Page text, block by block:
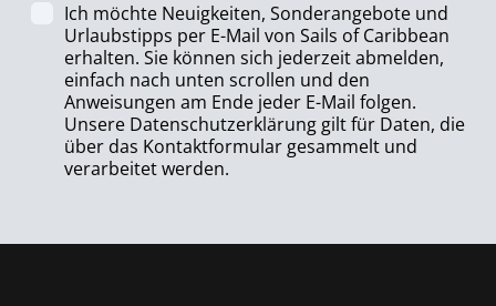
Ich möchte Neuigkeiten, Sonderangebote und
Urlaubstipps per E-Mail von Sails of Caribbean
erhalten. Sie können sich jederzeit abmelden,
einfach nach unten scrollen und den
Anweisungen am Ende jeder E-Mail folgen.
Unsere Datenschutzerklärung gilt für Daten, die
über das Kontaktformular gesammelt und
verarbeitet werden.